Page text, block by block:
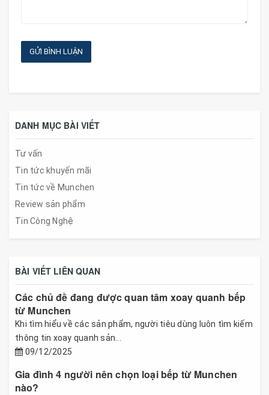
GỬI BÌNH LUẬN
DANH MỤC BÀI VIẾT
Tư vấn
Tin tức khuyến mãi
Tin tức về Munchen
Review sản phẩm
Tin Công Nghệ
BÀI VIẾT LIÊN QUAN
Các chủ đề đang được quan tâm xoay quanh bếp
từ Munchen
Khi tìm hiểu về các sản phẩm, người tiêu dùng luôn tìm kiếm
thông tin xoay quanh sản...
09/12/2025
Gia đình 4 người nên chọn loại bếp từ Munchen
nào?